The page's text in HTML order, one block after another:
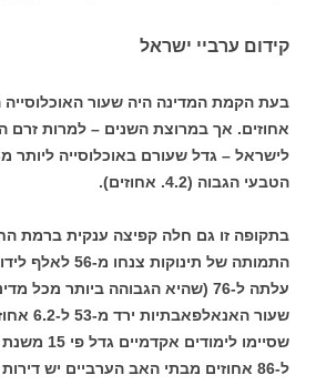
קידום ערביי ישראל
אחוזים. אך במרוצת השנים – למרות זרם
הטבעי הגבוה (4.2. אחוזים).
בתקופה זו גם חלה קפיצה ענקית ברמת
עלתה ל-76 (שהיא הגבוהה ביותר מכל
שעור
ל-86 אחוזים מבתי האב הערביים יש